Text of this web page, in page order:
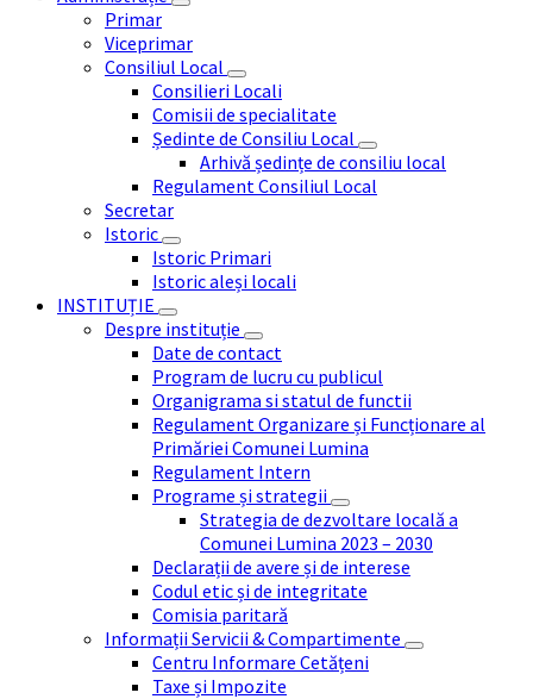
Primar
Viceprimar
Consiliul Local
Consilieri Locali
Comisii de specialitate
Ședinte de Consiliu Local
Arhivă ședințe de consiliu local
Regulament Consiliul Local
Secretar
Istoric
Istoric Primari
Istoric aleși locali
INSTITUȚIE
Despre instituție
Date de contact
Program de lucru cu publicul
Organigrama si statul de functii
Regulament Organizare și Funcționare al
Primăriei Comunei Lumina
Regulament Intern
Programe și strategii
Strategia de dezvoltare locală a
Comunei Lumina 2023 – 2030
Declarații de avere și de interese
Codul etic și de integritate
Comisia paritară
Informații Servicii & Compartimente
Centru Informare Cetățeni
Taxe și Impozite